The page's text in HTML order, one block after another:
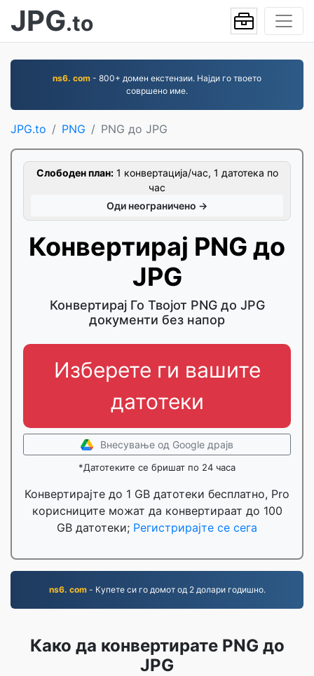
JPG.to
ns6. com - 800+ домен екстензии. Најди го твоето
совршено име.
JPG.to PNG PNG до JPG
Слободен план:1 конвертација/час, 1 датотека по
час
Оди неограничено →
Конвертирај PNG до
JPG
Конвертирај Го Твојот PNG до JPG
документи без напор
Изберете ги вашите
датотеки
Внесување од Google драјв
*Датотеките се бришат по 24 часа
Конвертирајте до 1 GB датотеки бесплатно, Pro
корисниците можат да конвертираат до 100
GB датотеки; Регистрирајте се сега
ns6. com- Купете си го домот од 2 долари годишно.
Како да конвертирате PNG до
JPG